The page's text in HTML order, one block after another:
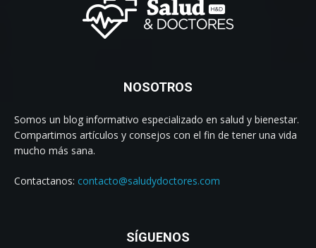
NOSOTROS
Somos un blog informativo especializado en salud y bienestar.
Compartimos artículos y consejos con el fin de tener una vida
mucho más sana.
Contactanos: contacto@saludydoctores.com
SÍGUENOS